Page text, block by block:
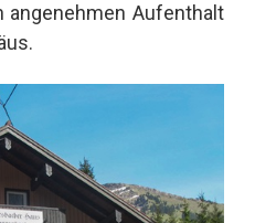
angenehmen Aufenthalt